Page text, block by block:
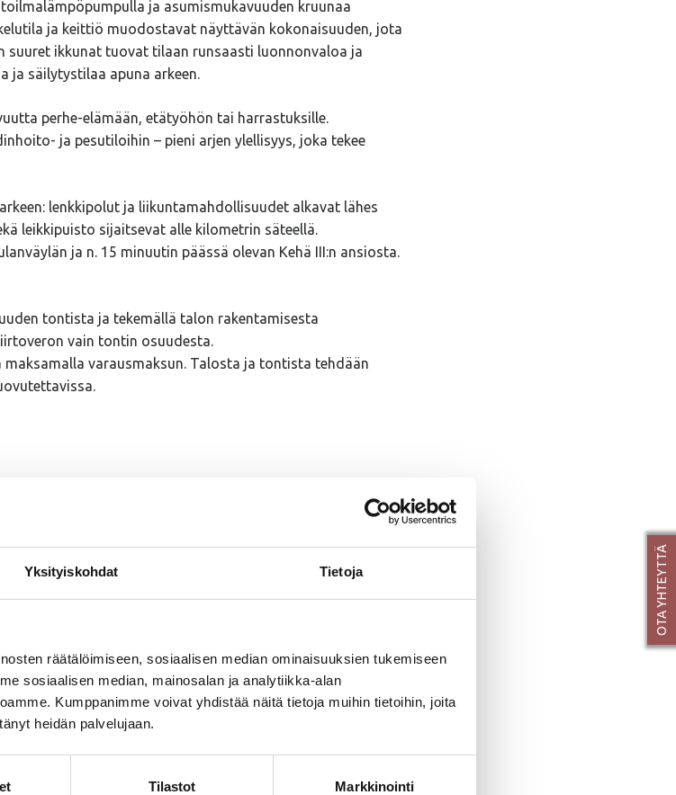
Yksityiskohdat Tietoja
räätälöimiseen, sosiaalisen median ominaisuuksien tukemiseen
sosiaalisen median, mainosalan ja analytiikka-alan
Kumppanimme voivat yhdistää näitä tietoja muihin tietoihin, joita
heidän palvelujaan.
Tilastot Markkinointi
OTA YHTEYTTÄ
ja asumismukavuuden kruunaa
ja keittiö muodostavat näyttävän kokonaisuuden, jota
suuret ikkunat tuovat tilaan runsaasti luonnonvaloa ja
ja säilytystilaa apuna arkeen.
perhe-elämään, etätyöhön tai harrastuksille.
ja pesutiloihin – pieni arjen ylellisyys, joka tekee
lenkkipolut ja liikuntamahdollisuudet alkavat lähes
leikkipuisto sijaitsevat alle kilometrin säteellä.
ja n. 15 minuutin päässä olevan Kehä III:n ansiosta.
tontista ja tekemällä talon rakentamisesta
vain tontin osuudesta.
maksamalla varausmaksun. Talosta ja tontista tehdään
ja voivat poiketa lopullisesta toteutuksesta.